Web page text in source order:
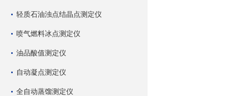
轻质石油浊点结晶点测定仪
喷气燃料冰点测定仪
油品酸值测定仪
自动凝点测定仪
全自动蒸馏测定仪